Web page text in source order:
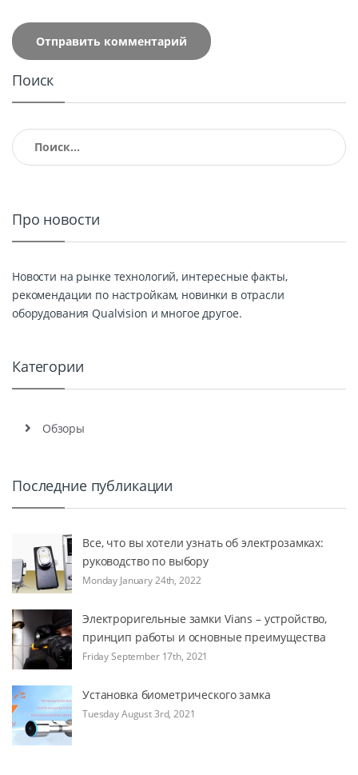
Поиск
Найти:
Про новости
Новости на рынке технологий, интересные факты,
рекомендации по настройкам, новинки в отрасли
оборудования Qualvision и многое другое.
Категории
Обзоры
Последние публикации
Все, что вы хотели узнать об электрозамках:
руководство по выбору
Monday January 24th, 2022
Электроригельные замки Vians – устройство,
принцип работы и основные преимущества
Friday September 17th, 2021
Установка биометрического замка
Tuesday August 3rd, 2021